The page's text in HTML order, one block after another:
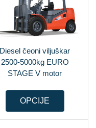
Diesel čeoni viljuškar
2500-5000kg EURO
STAGE V motor
OPCIJE